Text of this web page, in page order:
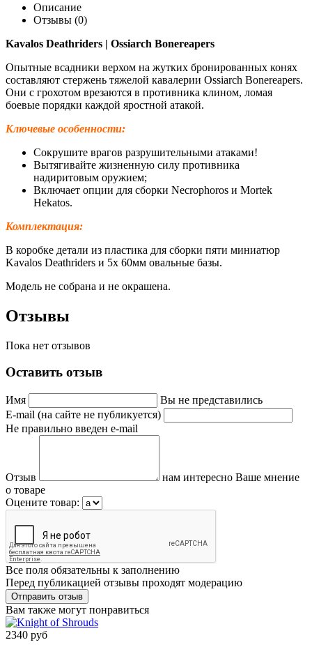
Описание
Отзывы (0)
Kavalos Deathriders | Ossiarch Bonereapers
Опытные всадники верхом на жутких бронированных конях
составляют стержень тяжелой кавалерии Ossiarch Bonereapers.
Они с грохотом врезаются в противника клином, ломая
боевые порядки каждой яростной атакой.
Ключевые особенности:
Сокрушите врагов разрушительными атаками!
Вытягивайте жизненную силу противника
надиритовым оружием;
Включает опции для сборки Necrophoros и Mortek
Hekatos.
Комплектация:
В коробке детали из пластика для сборки пяти миниатюр
Kavalos Deathriders и 5х 60мм овальные базы.
Модель не собрана и не окрашена.
Отзывы
Пока нет отзывов
Оставить отзыв
Имя
Вы не представились
E-mail (на сайте не публикуется)
Не правильно введен e-mail
Отзыв
нам интересно Ваше мнение
о товаре
Оцените товар:
Все поля обязательны к заполнению
Перед публикацией отзывы проходят модерацию
Вам также могут понравиться
2340 руб